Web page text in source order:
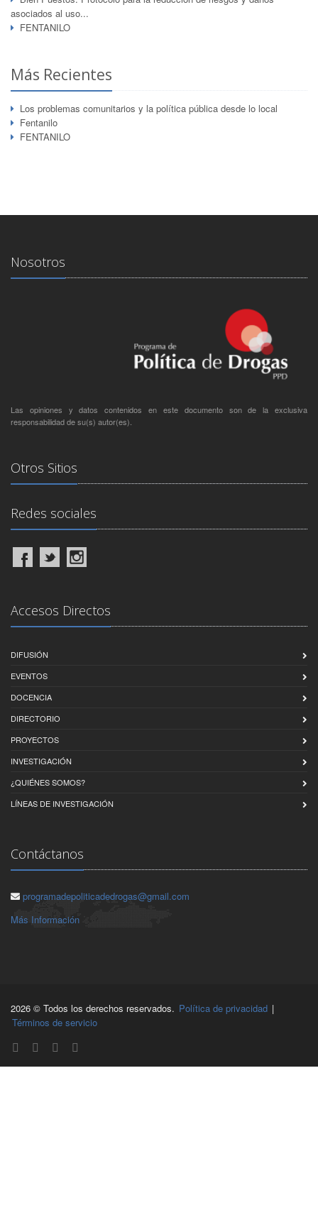
asociados al uso...
FENTANILO
Más Recientes
Los problemas comunitarios y la política pública desde lo local
Fentanilo
FENTANILO
Nosotros
Las opiniones y datos contenidos en este documento son de la exclusiva
responsabilidad de su(s) autor(es).
Otros Sitios
Redes sociales
Accesos Directos
DIFUSIÓN
EVENTOS
DOCENCIA
DIRECTORIO
PROYECTOS
INVESTIGACIÓN
¿QUIÉNES SOMOS?
LÍNEAS DE INVESTIGACIÓN
Contáctanos
programadepoliticadedrogas@gmail.com
Más Información
2026 © Todos los derechos reservados. Política de privacidad |
Términos de servicio